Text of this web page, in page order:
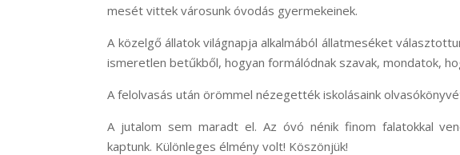
mesét vittek városunk óvodás gyermekeinek.
A közelgő állatok világnapja alkalmából állatmeséket
ismeretlen betűkből, hogyan formálódnak szavak, mondatok,
A felolvasás után örömmel nézegették iskolásaink
A jutalom sem maradt el. Az óvó nénik finom falatokkal
kaptunk. Különleges élmény volt! Köszönjük!